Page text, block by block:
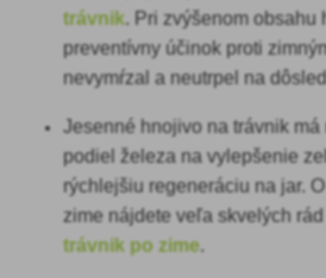
trávnik. Pri zvýšenom obsahu
preventívny účinok proti
nevymŕzal a neutrpel na
Jesenné hnojivo na trávnik
podiel železa na vylepšenie
rýchlejšiu regeneráciu na jar.
zime nájdete veľa skvelých
trávnik po zime.